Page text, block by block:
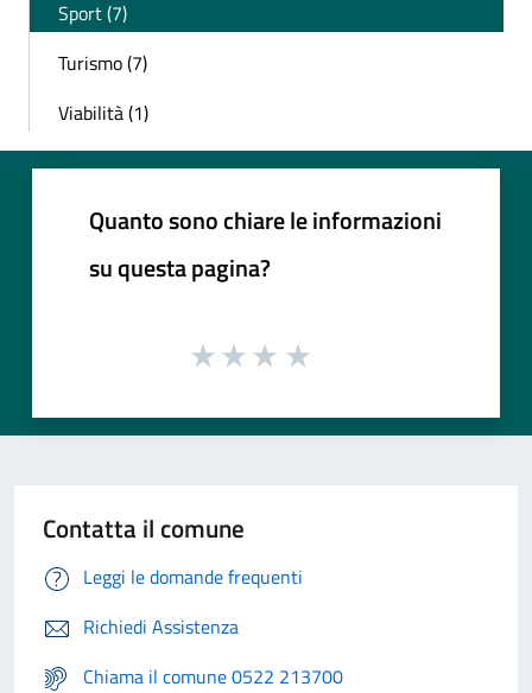
Sport (7)
Turismo (7)
Viabilità (1)
Quanto sono chiare le informazioni
su questa pagina?
Contatta il comune
Leggi le domande frequenti
Richiedi Assistenza
Chiama il comune 0522 213700